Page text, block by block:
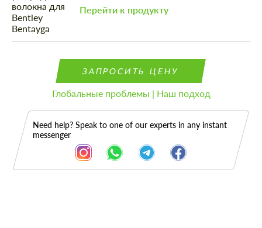
Перейти к продукту
ЗАПРОСИТЬ ЦЕНУ
Глобальные проблемы | Наш подход
Need help? Speak to one of our experts in any instant
messenger